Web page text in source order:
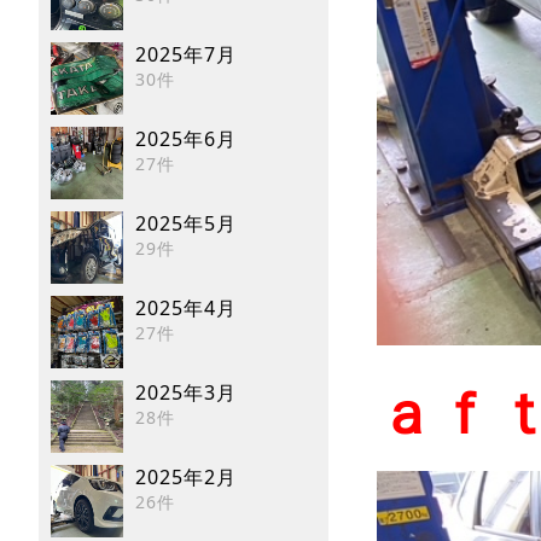
2025年7月
30件
2025年6月
27件
2025年5月
29件
2025年4月
27件
2025年3月
28件
2025年2月
26件
ａｆ